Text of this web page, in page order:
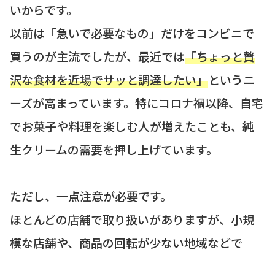
いからです。
以前は「急いで必要なもの」だけをコンビニで
買うのが主流でしたが、最近では「ちょっと贅
沢な食材を近場でサッと調達したい」というニ
ーズが高まっています。特にコロナ禍以降、自宅
でお菓子や料理を楽しむ人が増えたことも、純
生クリームの需要を押し上げています。
ただし、一点注意が必要です。
ほとんどの店舗で取り扱いがありますが、小規
模な店舗や、商品の回転が少ない地域などで